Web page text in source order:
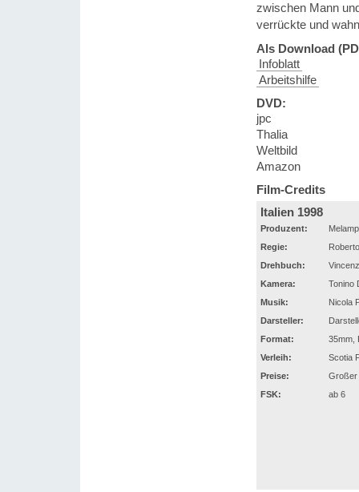
zwischen Mann
verrückte und
Als Download
Infoblatt
Arbeitshilfe
DVD:
jpc
Thalia
Weltbild
Amazon
Film-Credits
Italien 1998
Produzent:
Regie:
Drehbuch:
Kamera:
Tonino
Musik:
Nicola
Darsteller:
Format:
35mm,
Verleih:
Scotia
Preise:
Großer
FSK:
ab 6